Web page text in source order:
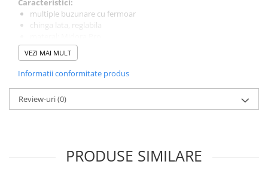
multiple buzunare cu fermoar
chinga lata, reglabila
dimensiuni:11x27x10 cm
VEZI MAI MULT
Informatii conformitate produs
Review-uri(0)
PRODUSE SIMILARE